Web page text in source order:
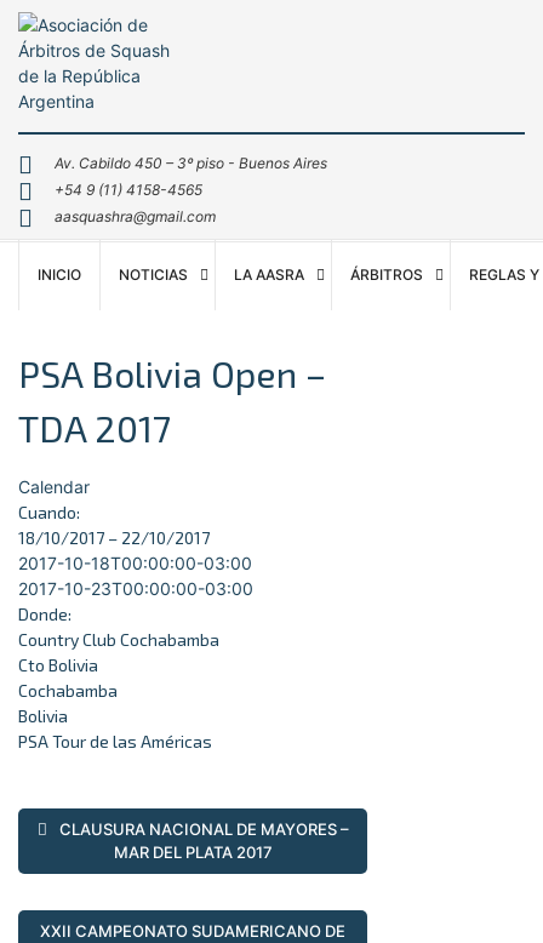
Av. Cabildo 450 – 3º piso - Buenos Aires
+54 9 (11) 4158-4565
aasquashra@gmail.com
INICIO NOTICIAS LA AASRA ÁRBITROS REGLAS
PSA Bolivia Open –
TDA 2017
Calendar
Cuando:
18/10/2017 – 22/10/2017
2017-10-18T00:00:00-03:00
2017-10-23T00:00:00-03:00
Donde:
Country Club Cochabamba
Cto Bolivia
Cochabamba
Bolivia
PSA Tour de las Américas
CLAUSURA NACIONAL DE MAYORES –
MAR DEL PLATA 2017
XXII CAMPEONATO SUDAMERICANO DE